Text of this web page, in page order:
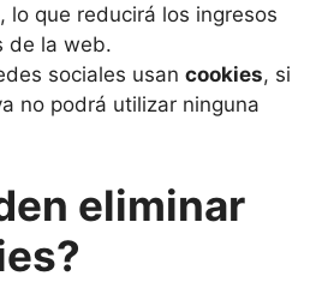
lo que reducirá los ingresos
de la web.
sociales usan cookies, si
no podrá utilizar ninguna
eliminar